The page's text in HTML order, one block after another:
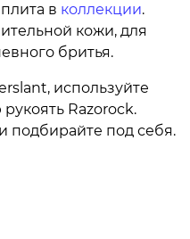
в коллекции.
кожи, для
бритья.
используйте
Razorock.
и подбирайте под себя.